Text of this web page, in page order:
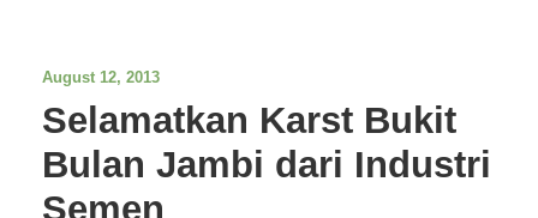
August 12, 2013
Selamatkan Karst Bukit
Bulan Jambi dari Industri
Semen